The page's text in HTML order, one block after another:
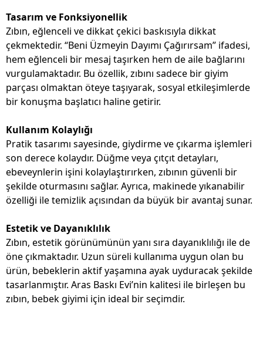
Tasarım ve Fonksiyonellik
Zıbın, eğlenceli ve dikkat çekici baskısıyla dikkat
çekmektedir. “Beni Üzmeyin Dayımı Çağırırsam” ifadesi,
hem eğlenceli bir mesaj taşırken hem de aile bağlarını
vurgulamaktadır. Bu özellik, zıbını sadece bir giyim
parçası olmaktan öteye taşıyarak, sosyal etkileşimlerde
bir konuşma başlatıcı haline getirir.
Kullanım Kolaylığı
Pratik tasarımı sayesinde, giydirme ve çıkarma işlemleri
son derece kolaydır. Düğme veya çıtçıt detayları,
ebeveynlerin işini kolaylaştırırken, zıbının güvenli bir
şekilde oturmasını sağlar. Ayrıca, makinede yıkanabilir
özelliği ile temizlik açısından da büyük bir avantaj sunar.
Estetik ve Dayanıklılık
Zıbın, estetik görünümünün yanı sıra dayanıklılığı ile de
öne çıkmaktadır. Uzun süreli kullanıma uygun olan bu
ürün, bebeklerin aktif yaşamına ayak uyduracak şekilde
tasarlanmıştır. Aras Baskı Evi’nin kalitesi ile birleşen bu
zıbın, bebek giyimi için ideal bir seçimdir.